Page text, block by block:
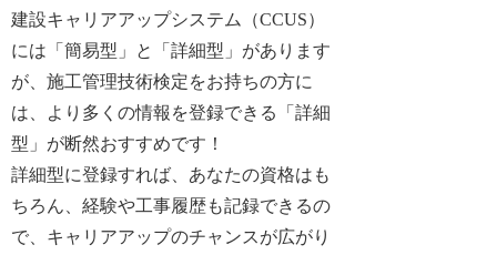
建設キャリアアップシステム（CCUS）
には「簡易型」と「詳細型」があります
が、施工管理技術検定をお持ちの方に
は、より多くの情報を登録できる「詳細
型」が断然おすすめです！
詳細型に登録すれば、あなたの資格はも
ちろん、経験や工事履歴も記録できるの
で、キャリアアップのチャンスが広がり